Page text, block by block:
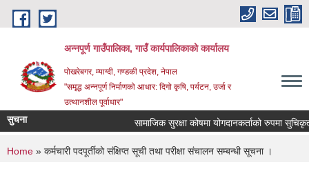
Skip to main content
अन्‍नपूर्ण गाउँपालिका, गाउँ कार्यपालिकाको कार्यालय
पोखरेबगर, म्याग्दी, गण्डकी प्रदेश, नेपाल
"समृद्ध अन्‍नपूर्ण निर्माणको आधार: दिगो कृषि, पर्यटन, उर्जा र
उत्थानशील पूर्वाधार"
सुचना सामाजिक सुरक्षा कोषमा योगदानकर्ताको रुपमा सुचिकृत
You are here
Home » कर्मचारी पदपूर्तीको संक्षिप्त सूची तथा परीक्षा संचालन सम्बन्धी सूचना ।